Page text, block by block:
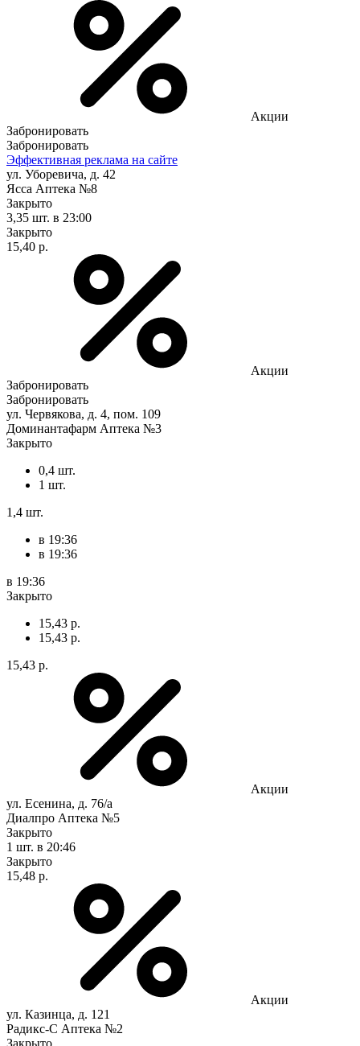
Акции
Забронировать
Забронировать
Эффективная реклама на сайте
ул. Уборевича, д. 42
Ясса Аптека №8
Закрыто
3,35 шт. в 23:00
Закрыто
15,40 р.
Акции
Забронировать
Забронировать
ул. Червякова, д. 4, пом. 109
Доминантафарм Аптека №3
Закрыто
0,4 шт.
1 шт.
1,4 шт.
в 19:36
в 19:36
в 19:36
Закрыто
15,43 р.
15,43 р.
15,43 р.
Акции
ул. Есенина, д. 76/а
Диалпро Аптека №5
Закрыто
1 шт. в 20:46
Закрыто
15,48 р.
Акции
ул. Казинца, д. 121
Радикс-С Аптека №2
Закрыто